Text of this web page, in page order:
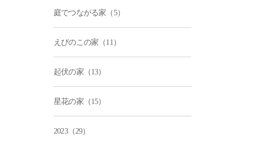
庭でつながる家（5）
えびのこの家（11）
起伏の家（13）
星花の家（15）
2023（29）